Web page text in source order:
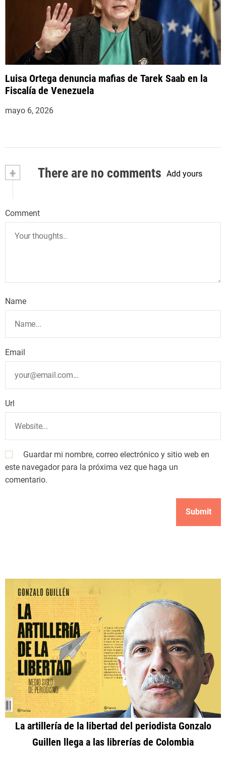
Luisa Ortega denuncia mafias de Tarek Saab en la
Fiscalía de Venezuela
mayo 6, 2026
+ There are no comments Add yours
Comment
Name
Email
Url
Guardar mi nombre, correo electrónico y sitio web en
este navegador para la próxima vez que haga un
comentario.
La artillería de la libertad del periodista Gonzalo
Guillen llega a las librerías de Colombia